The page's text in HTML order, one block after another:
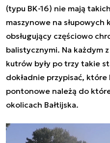
(typu BK-16) nie mają
maszynowe na słupowych
obsługujący częściowo
balistycznymi. Na każdym
kutrów były po trzy takie
dokładnie przypisać, które
pontonowe należą do
okolicach Bałtijska.